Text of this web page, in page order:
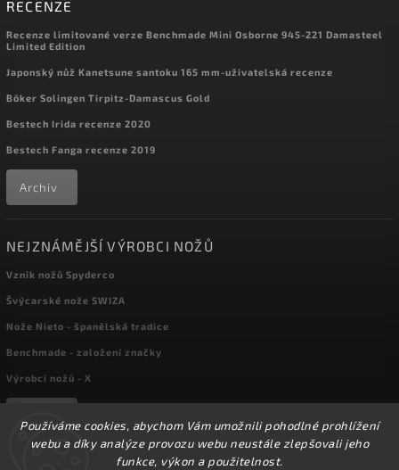
Používáme cookies, abychom Vám umožnili pohodlné prohlížení
webu a díky analýze provozu webu neustále zlepšovali jeho
funkce, výkon a použitelnost.
RECENZE
Recenze limitované verze Benchmade Mini Osborne 945-221 Damasteel
Limited Edition
Japonský nůž Kanetsune santoku 165 mm-uživatelská recenze
Böker Solingen Tirpitz-Damascus Gold
Bestech Irida recenze 2020
Bestech Fanga recenze 2019
Archiv
NEJZNÁMĚJŠÍ VÝROBCI NOŽŮ
Vznik nožů Spyderco
Švýcarské nože SWIZA
Nože Nieto - španělská tradice
Benchmade - založení značky
Výrobci nožů - X